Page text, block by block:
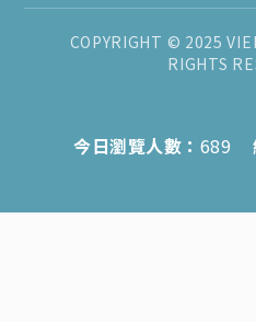
COPYRIGHT © 2025
RIGHTS
今日瀏覽人數： 689